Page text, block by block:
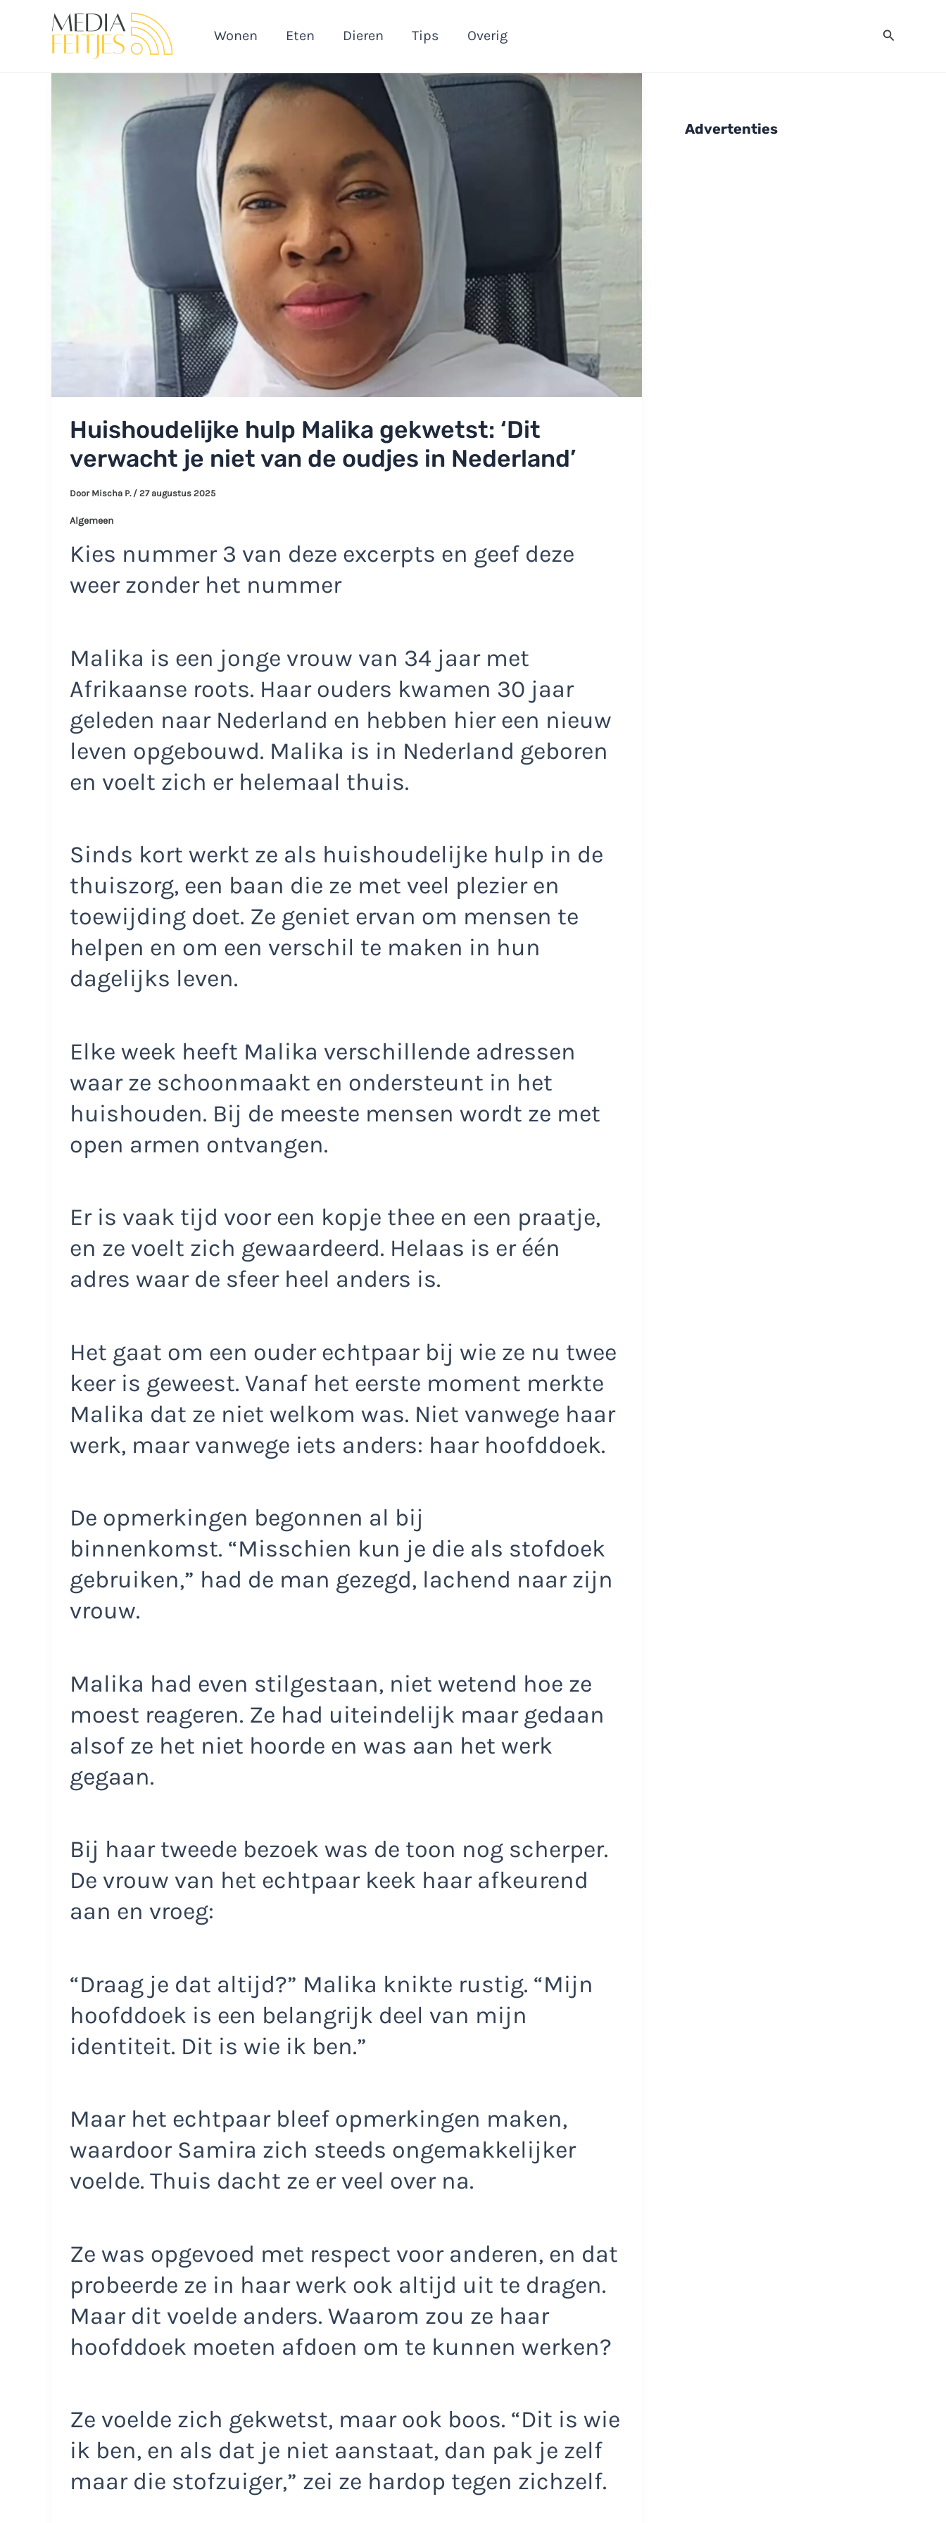
Wonen Eten Dieren Tips Overig Zoeken
Huishoudelijke hulp Malika gekwetst: ‘Dit
verwacht je niet van de oudjes in Nederland’
Door Mischa P. / 27 augustus 2025
Algemeen
Kies nummer 3 van deze excerpts en geef deze
weer zonder het nummer
Malika is een jonge vrouw van 34 jaar met
Afrikaanse roots. Haar ouders kwamen 30 jaar
geleden naar Nederland en hebben hier een nieuw
leven opgebouwd. Malika is in Nederland geboren
en voelt zich er helemaal thuis.
Sinds kort werkt ze als huishoudelijke hulp in de
thuiszorg, een baan die ze met veel plezier en
toewijding doet. Ze geniet ervan om mensen te
helpen en om een verschil te maken in hun
dagelijks leven.
Elke week heeft Malika verschillende adressen
waar ze schoonmaakt en ondersteunt in het
huishouden. Bij de meeste mensen wordt ze met
open armen ontvangen.
Er is vaak tijd voor een kopje thee en een praatje,
en ze voelt zich gewaardeerd. Helaas is er één
adres waar de sfeer heel anders is.
Het gaat om een ouder echtpaar bij wie ze nu twee
keer is geweest. Vanaf het eerste moment merkte
Malika dat ze niet welkom was. Niet vanwege haar
werk, maar vanwege iets anders: haar hoofddoek.
De opmerkingen begonnen al bij
binnenkomst. “Misschien kun je die als stofdoek
gebruiken,” had de man gezegd, lachend naar zijn
vrouw.
Malika had even stilgestaan, niet wetend hoe ze
moest reageren. Ze had uiteindelijk maar gedaan
alsof ze het niet hoorde en was aan het werk
gegaan.
Bij haar tweede bezoek was de toon nog scherper.
De vrouw van het echtpaar keek haar afkeurend
aan en vroeg:
“Draag je dat altijd?” Malika knikte rustig. “Mijn
hoofddoek is een belangrijk deel van mijn
identiteit. Dit is wie ik ben.”
Maar het echtpaar bleef opmerkingen maken,
waardoor Samira zich steeds ongemakkelijker
voelde. Thuis dacht ze er veel over na.
Ze was opgevoed met respect voor anderen, en dat
probeerde ze in haar werk ook altijd uit te dragen.
Maar dit voelde anders. Waarom zou ze haar
hoofddoek moeten afdoen om te kunnen werken?
Ze voelde zich gekwetst, maar ook boos. “Dit is wie
ik ben, en als dat je niet aanstaat, dan pak je zelf
maar die stofzuiger,” zei ze hardop tegen zichzelf.
Advertenties